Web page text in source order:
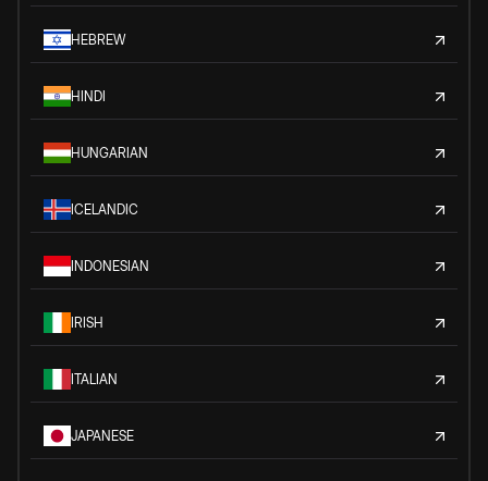
HEBREW
HINDI
HUNGARIAN
ICELANDIC
INDONESIAN
IRISH
ITALIAN
JAPANESE